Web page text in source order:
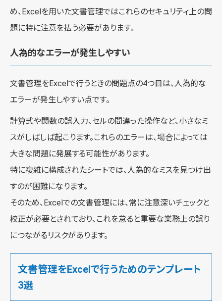
め、Excelを用いた文書管理ではこれらのセキュリティ上の問
題に特に注意を払う必要があります。
人為的なエラーが発生しやすい
文書管理をExcelで行うときの問題点の4つ目は、人為的な
エラーが発生しやすい点です。
計算式や関数の誤入力、セルの間違った操作など、小さなミ
スがしばしば起こります。これらのエラーは、場合によっては
大きな問題に発展する可能性があります。
特に複雑に構成されたシートでは、人為的なミスを見つけ出
すのが困難になります。
そのため、Excelでの文書管理には、常に注意深いチェックと
校正が必要とされており、これを怠ると重要な業務上の誤り
につながるリスクがあります。
文書管理をExcelで行うためのテンプレート
3選